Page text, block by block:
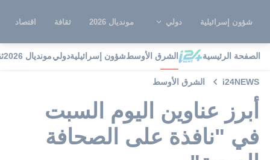
شؤون إسرائيلية دولي مونديال 2026 ثقافة اقتصاد
الصفحة الرئيسية الشرق الأوسطشؤون إسرائيليةدوليمونديال 2026
i24NEWS الشرق الأوسط
أبرز عناوين اليوم السبت
في "نافذة على الصحافة